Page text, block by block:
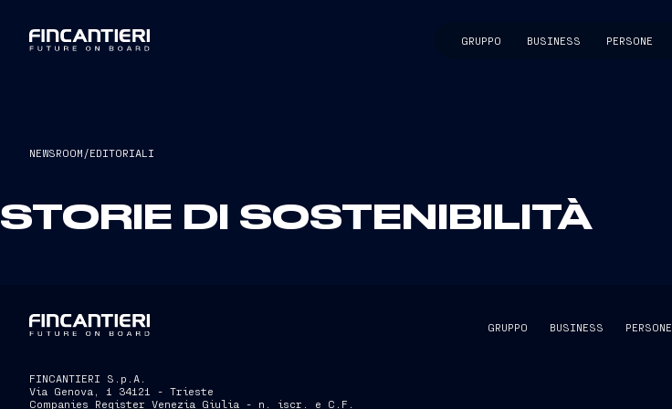
GRUPPO BUSINESS PERSONE
CAPTAIN
NEWSROOM /EDITORIALI
STORIE DI SOSTENIBILITÀ
GRUPPO BUSINESS PERSONE
FINCANTIERI S.p.A.
Via Genova, 1 34121 - Trieste
Companies Register Venezia Giulia - n. iscr. e C.F.